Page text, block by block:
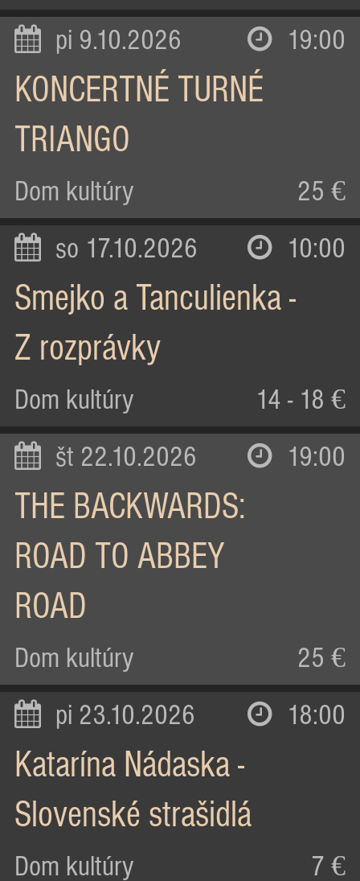
pi 9.10.2026 19:00
KONCERTNÉ TURNÉ
TRIANGO
Dom kultúry 25 €
so 17.10.2026 10:00
Smejko a Tanculienka -
Z rozprávky
Dom kultúry 14 - 18 €
št 22.10.2026 19:00
THE BACKWARDS:
ROAD TO ABBEY
ROAD
Dom kultúry 25 €
pi 23.10.2026 18:00
Katarína Nádaska -
Slovenské strašidlá
Dom kultúry 7 €